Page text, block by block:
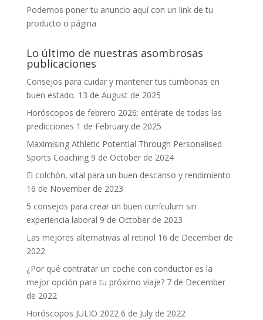
Podemos poner tu anuncio aquí con un link de tu
producto o página
Lo último de nuestras asombrosas
publicaciones
Consejos para cuidar y mantener tus tumbonas en
buen estado. 13 de August de 2025
Horóscopos de febrero 2026: entérate de todas las
predicciones 1 de February de 2025
Maximising Athletic Potential Through Personalised
Sports Coaching 9 de October de 2024
El colchón, vital para un buen descanso y rendimiento
16 de November de 2023
5 consejos para crear un buen currículum sin
experiencia laboral 9 de October de 2023
Las mejores alternativas al retinol 16 de December de
2022
¿Por qué contratar un coche con conductor es la
mejor opción para tu próximo viaje? 7 de December
de 2022
Horóscopos JULIO 2022 6 de July de 2022